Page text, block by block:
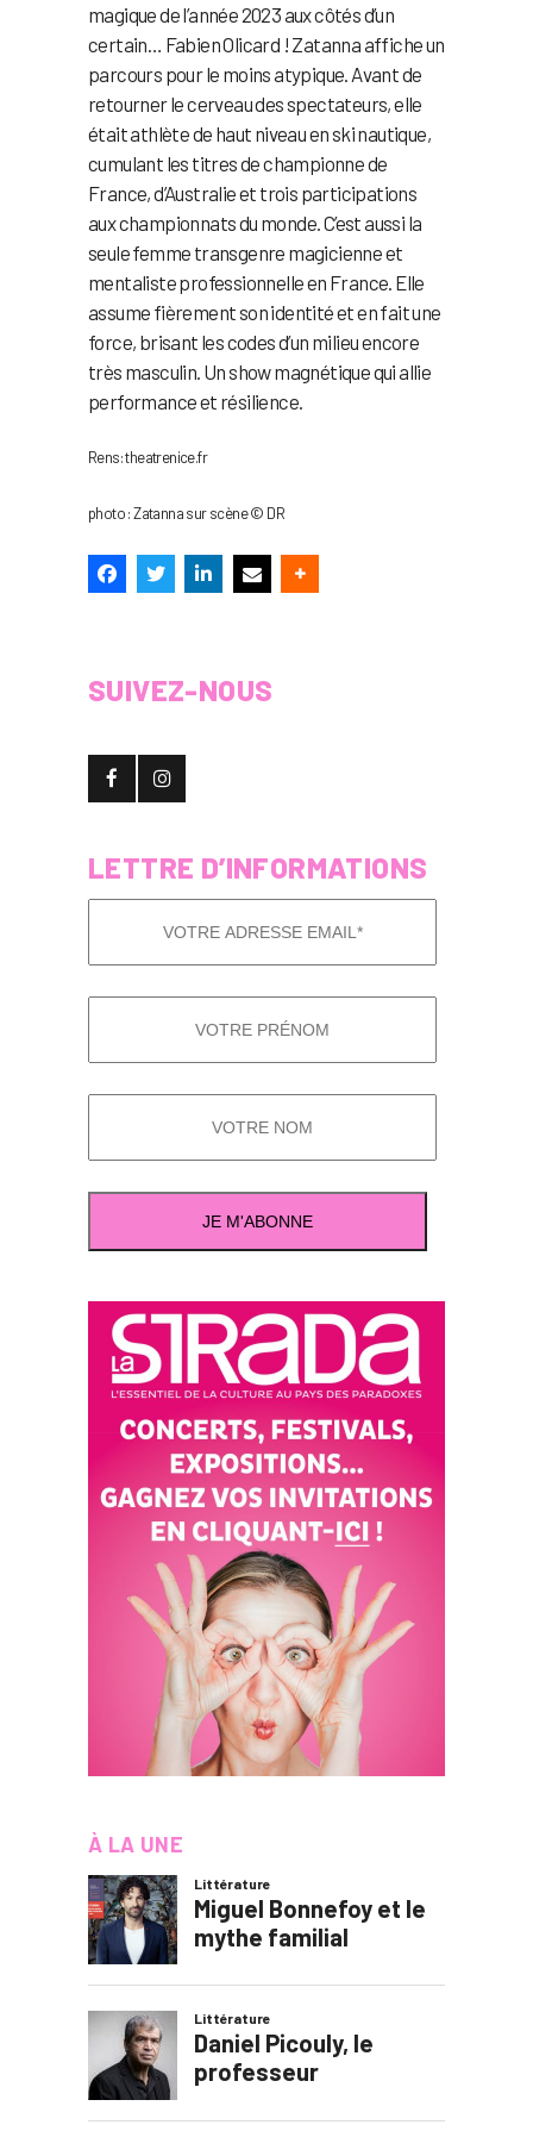
magique de l’année 2023 aux côtés d’un
certain… Fabien Olicard ! Zatanna affiche un
parcours pour le moins atypique. Avant de
retourner le cerveau des spectateurs, elle
était athlète de haut niveau en ski nautique,
cumulant les titres de championne de
France, d’Australie et trois participations
aux championnats du monde. C’est aussi la
seule femme transgenre magicienne et
mentaliste professionnelle en France. Elle
assume fièrement son identité et en fait une
force, brisant les codes d’un milieu encore
très masculin. Un show magnétique qui allie
performance et résilience.
Rens: theatrenice.fr
photo : Zatanna sur scène © DR
SUIVEZ-NOUS
LETTRE D’INFORMATIONS
À LA UNE